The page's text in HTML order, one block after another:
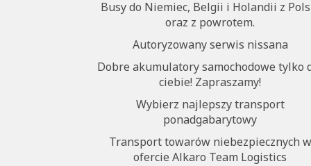
Busy do Niemiec, Belgii i Holandii z
oraz z powrotem.
Autoryzowany serwis nissana
Dobre akumulatory samochodowe tylko
ciebie! Zapraszamy!
Wybierz najlepszy transport
ponadgabarytowy
Transport towarów niebezpiecznych w
ofercie Alkaro Team Logistics